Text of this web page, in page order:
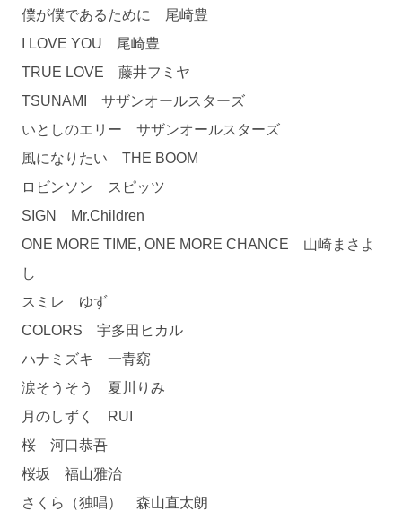
僕が僕であるために 尾崎豊
I LOVE YOU 尾崎豊
TRUE LOVE 藤井フミヤ
TSUNAMI サザンオールスターズ
いとしのエリー サザンオールスターズ
風になりたい THE BOOM
ロビンソン スピッツ
SIGN Mr.Children
ONE MORE TIME, ONE MORE CHANCE 山崎まさよ
し
スミレ ゆず
COLORS 宇多田ヒカル
ハナミズキ 一青窈
涙そうそう 夏川りみ
月のしずく RUI
桜 河口恭吾
桜坂 福山雅治
さくら（独唱） 森山直太朗